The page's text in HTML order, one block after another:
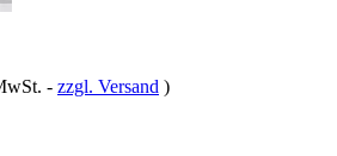
- zzgl. Versand )